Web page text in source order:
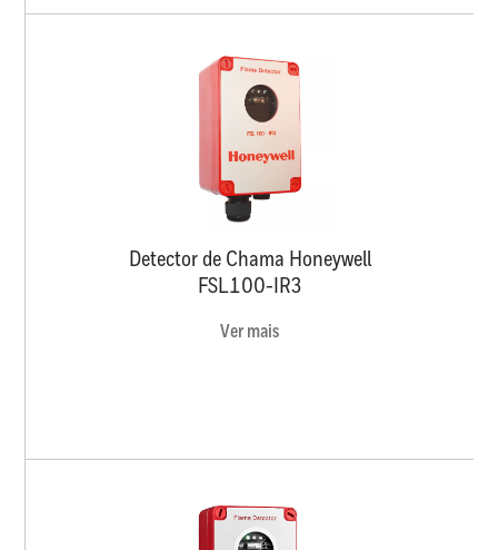
Detector de Chama Honeywell
FSL100-IR3
Ver mais